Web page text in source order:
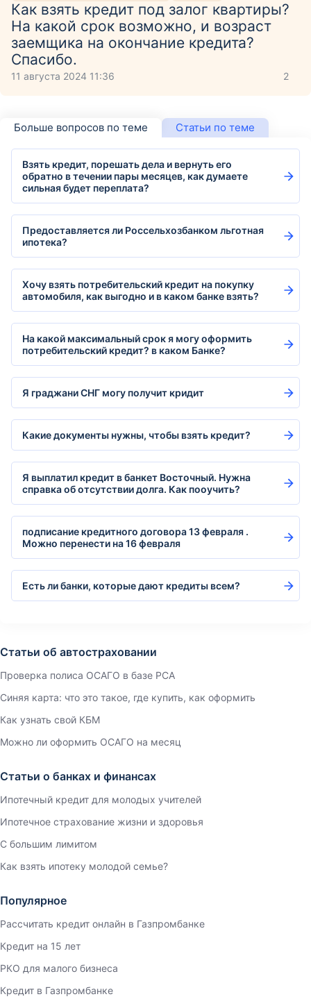
Как взять кредит под залог квартиры?
На какой срок возможно, и возраст
заемщика на окончание кредита?
Спасибо.
11 августа 2024 11:36 2
Больше вопросов по теме Статьи по теме
Взять кредит, порешать дела и вернуть его
обратно в течении пары месяцев, как думаете
сильная будет переплата?
Предоставляется ли Россельхозбанком льготная
ипотека?
Хочу взять потребительский кредит на покупку
автомобиля, как выгодно и в каком банке взять?
На какой максимальный срок я могу оформить
потребительский кредит? в каком Банке?
Я граджани СНГ могу получит кридит
Какие документы нужны, чтобы взять кредит?
Я выплатил кредит в банкет Восточный. Нужна
справка об отсутствии долга. Как пооучить?
подписание кредитного договора 13 февраля .
Можно перенести на 16 февраля
Есть ли банки, которые дают кредиты всем?
Статьи об автостраховании
Проверка полиса ОСАГО в базе РСА
Синяя карта: что это такое, где купить, как оформить
Как узнать свой КБМ
Можно ли оформить ОСАГО на месяц
Статьи о банках и финансах
Ипотечный кредит для молодых учителей
Ипотечное страхование жизни и здоровья
С большим лимитом
Как взять ипотеку молодой семье?
Популярное
Рассчитать кредит онлайн в Газпромбанке
Кредит на 15 лет
РКО для малого бизнеса
Кредит в Газпромбанке